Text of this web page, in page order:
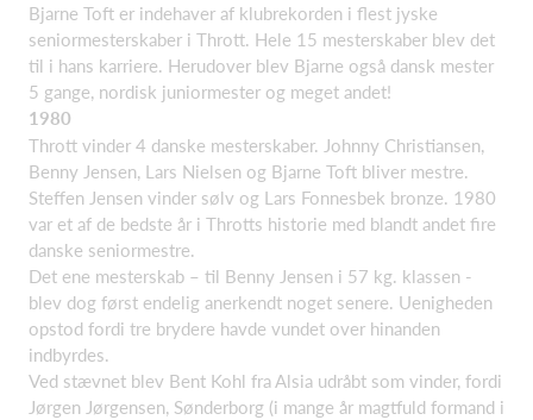
Bjarne Toft er indehaver af klubrekorden i flest jyske
seniormesterskaber i Thrott. Hele 15 mesterskaber blev det
til i hans karriere. Herudover blev Bjarne også dansk mester
5 gange, nordisk juniormester og meget andet!
1980
Thrott vinder 4 danske mesterskaber. Johnny Christiansen,
Benny Jensen, Lars Nielsen og Bjarne Toft bliver mestre.
Steffen Jensen vinder sølv og Lars Fonnesbek bronze. 1980
var et af de bedste år i Throtts historie med blandt andet fire
danske seniormestre.
Det ene mesterskab – til Benny Jensen i 57 kg. klassen -
blev dog først endelig anerkendt noget senere. Uenigheden
opstod fordi tre brydere havde vundet over hinanden
indbyrdes.
Ved stævnet blev Bent Kohl fra Alsia udråbt som vinder, fordi
Jørgen Jørgensen, Sønderborg (i mange år magtfuld formand i